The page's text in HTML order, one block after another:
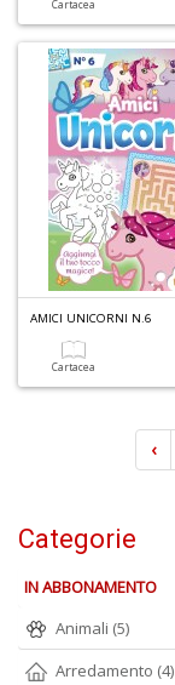
Cartacea
AMICI UNICORNI N.6
Cartacea
‹
Categorie
IN ABBONAMENTO
Animali (5)
Arredamento (4)